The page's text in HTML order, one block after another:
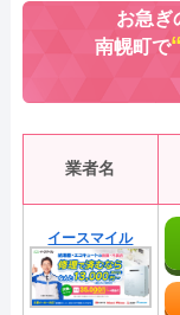
お急ぎ
南幌町で
業者名
イースマイル